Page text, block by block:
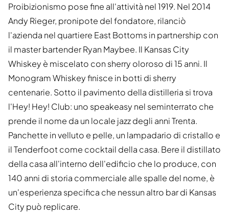
Proibizionismo pose fine all'attività nel 1919. Nel 2014
Andy Rieger, pronipote del fondatore, rilanciò
l'azienda nel quartiere East Bottoms in partnership con
il master bartender Ryan Maybee. Il Kansas City
Whiskey è miscelato con sherry oloroso di 15 anni. Il
Monogram Whiskey finisce in botti di sherry
centenarie. Sotto il pavimento della distilleria si trova
l'Hey! Hey! Club: uno speakeasy nel seminterrato che
prende il nome da un locale jazz degli anni Trenta.
Panchette in velluto e pelle, un lampadario di cristallo e
il Tenderfoot come cocktail della casa. Bere il distillato
della casa all'interno dell'edificio che lo produce, con
140 anni di storia commerciale alle spalle del nome, è
un'esperienza specifica che nessun altro bar di Kansas
City può replicare.